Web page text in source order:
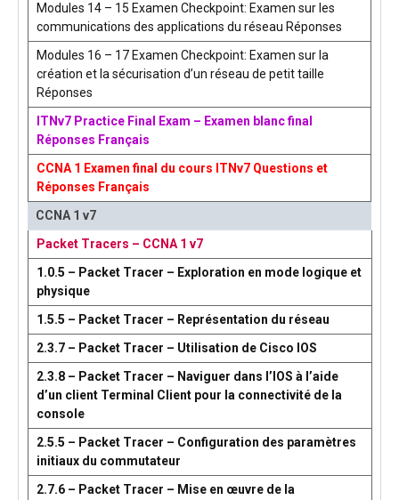
Modules 14 – 15 Examen Checkpoint: Examen sur les
communications des applications du réseau Réponses
Modules 16 – 17 Examen Checkpoint: Examen sur la
création et la sécurisation d’un réseau de petit taille
Réponses
ITNv7 Practice Final Exam – Examen blanc final
Réponses Français
CCNA 1 Examen final du cours ITNv7 Questions et
Réponses Français
CCNA 1 v7
Packet Tracers – CCNA 1 v7
1.0.5 – Packet Tracer – Exploration en mode logique et
physique
1.5.5 – Packet Tracer – Représentation du réseau
2.3.7 – Packet Tracer – Utilisation de Cisco IOS
2.3.8 – Packet Tracer – Naviguer dans l’IOS à l’aide
d’un client Terminal Client pour la connectivité de la
console
2.5.5 – Packet Tracer – Configuration des paramètres
initiaux du commutateur
2.7.6 – Packet Tracer – Mise en œuvre de la